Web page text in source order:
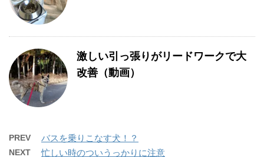
激しい引っ張りがリードワークで大
改善（動画）
PREV バスを乗りこなす犬！？
NEXT 忙しい時のついうっかりに注意